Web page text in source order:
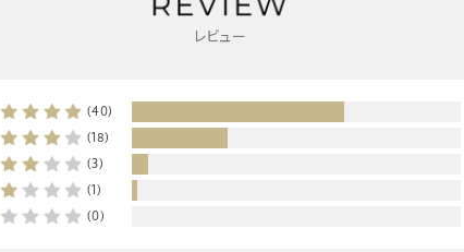
レビュー
(40)
(18)
(3)
(1)
(0)